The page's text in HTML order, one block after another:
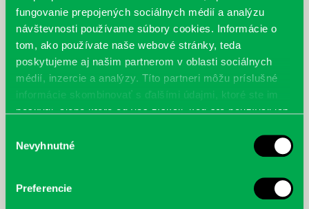
fungovanie prepojených sociálnych médií a analýzu
návštevnosti používame súbory cookies. Informácie o
tom, ako používate naše webové stránky, teda
poskytujeme aj našim partnerom v oblasti sociálnych
médií, inzercie a analýzy. Títo partneri môžu príslušné
informácie skombinovať s ďalšími údajmi, ktoré ste im
poskytli, alebo ktoré od vás získali, keď ste používali ich
súhlasu
Nevyhnutné
Preferencie